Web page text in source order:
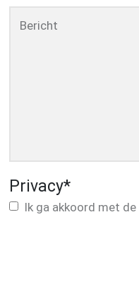
Bericht
Privacy*
Ik ga akkoord met de